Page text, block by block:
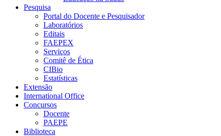
Pesquisa
Portal do Docente e Pesquisador
Laboratórios
Editais
FAEPEX
Serviços
Comitê de Ética
CIBio
Estatísticas
Extensão
International Office
Concursos
Docente
PAEPE
Biblioteca